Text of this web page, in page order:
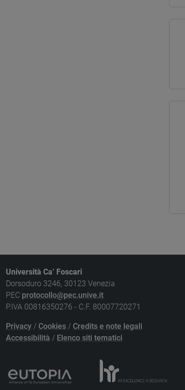
Università Ca’ Foscari
Dorsoduro 3246, 30123 Venezia
PEC protocollo@pec.unive.it
P.IVA 00816350276 - C.F. 80007720271
Privacy / Cookies / Credits e note legali
Accessibilità / Elenco siti tematici